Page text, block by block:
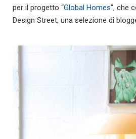
per il progetto “Global Homes”, che
Design Street, una selezione di